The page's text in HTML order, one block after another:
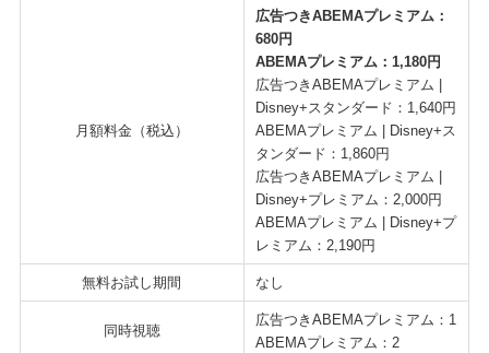
月額料金（税込）
広告つきABEMAプレミアム：
680円
ABEMAプレミアム：1,180円
広告つきABEMAプレミアム |
Disney+スタンダード：1,640円
ABEMAプレミアム | Disney+ス
タンダード：1,860円
広告つきABEMAプレミアム |
Disney+プレミアム：2,000円
ABEMAプレミアム | Disney+プ
レミアム：2,190円
無料お試し期間 なし
同時視聴
広告つきABEMAプレミアム：1
ABEMAプレミアム：2